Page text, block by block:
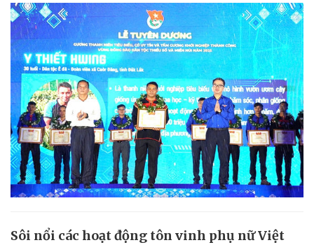
Sôi nổi các hoạt động tôn vinh phụ nữ Việt